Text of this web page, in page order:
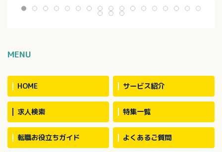
は、城北、城西が中心（遠く
・入居者層：介護
MENU
HOME サービス紹介
求人検索 特集一覧
転職お役立ちガイド よくあるご質問